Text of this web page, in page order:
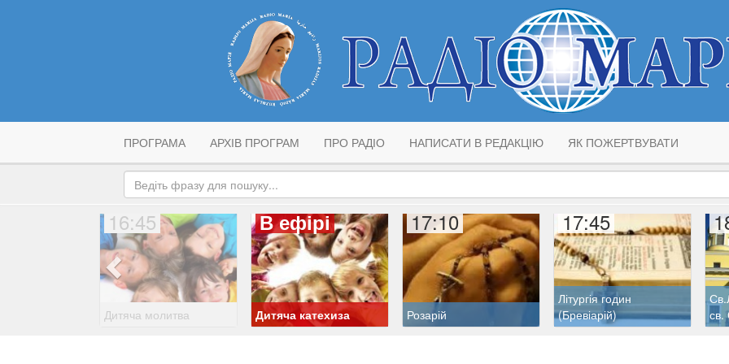
ПРОГРАМА АРХІВ ПРОГРАМ ПРО РАДІО НАПИСАТИ В РЕДАКЦІЮ ЯК ПОЖЕРТВУВАТИ
16:45
Дитяча молитва
В ефірі
Дитяча катехиза
17:10
Розарій
17:45
Літургія годин
(Бревіарій)
св.